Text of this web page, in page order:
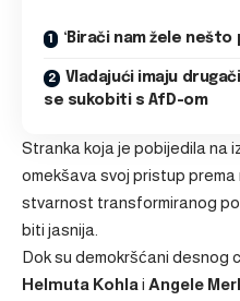
‘Birači nam žele nešto
Vladajući imaju
se sukobiti s AfD-om
Stranka koja je pobijedila na
omekšava svoj pristup
stvarnost transformiranog
biti jasnija.
Dok su demokršćani desnog
Helmuta Kohla i Angele